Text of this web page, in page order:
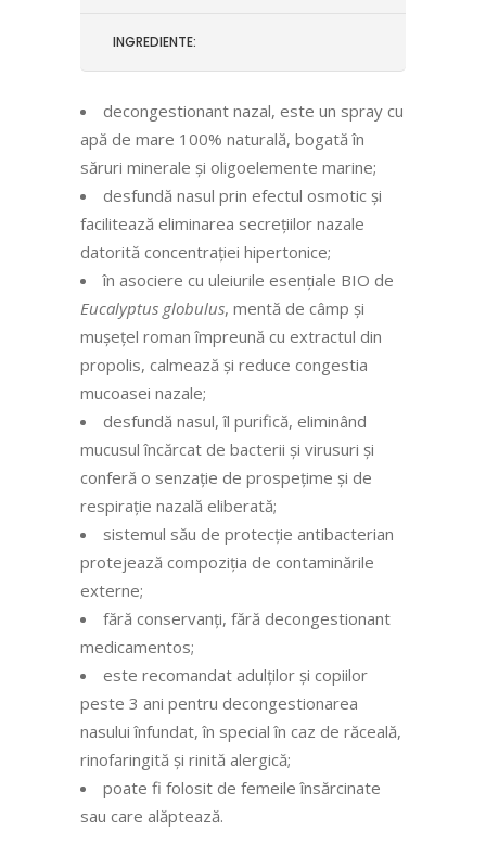
INGREDIENTE:
decongestionant nazal, este un spray cu
apă de mare 100% naturală, bogată în
săruri minerale și oligoelemente marine;
desfundă nasul prin efectul osmotic și
facilitează eliminarea secrețiilor nazale
datorită concentrației hipertonice;
în asociere cu uleiurile esențiale BIO de
Eucalyptus globulus, mentă de câmp și
mușețel roman împreună cu extractul din
propolis, calmează și reduce congestia
mucoasei nazale;
desfundă nasul, îl purifică, eliminând
mucusul încărcat de bacterii și virusuri și
conferă o senzație de prospețime și de
respirație nazală eliberată;
sistemul său de protecție antibacterian
protejează compoziția de contaminările
externe;
fără conservanți, fără decongestionant
medicamentos;
este recomandat adulților și copiilor
peste 3 ani pentru decongestionarea
nasului înfundat, în special în caz de răceală,
rinofaringită și rinită alergică;
poate fi folosit de femeile însărcinate
sau care alăptează.